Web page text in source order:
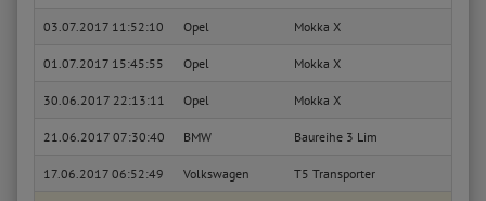
03.07.2017 11:52:10 Opel Mokka X
01.07.2017 15:45:55 Opel Mokka X
30.06.2017 22:13:11 Opel Mokka X
21.06.2017 07:30:40 BMW Baureihe 3 Lim
17.06.2017 06:52:49 Volkswagen T5 Transporter